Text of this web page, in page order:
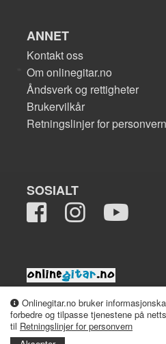
Onlinegitar.no bruker
forbedre og tilpasse tjenestene på
til Retningslinjer for personvern
ANNET
Kontakt oss
Om onlinegitar.no
Åndsverk og rettigheter
Brukervilkår
Retningslinjer for personvern
SOSIALT
2008-2026 onlinegitar.no